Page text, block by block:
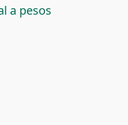
a pesos